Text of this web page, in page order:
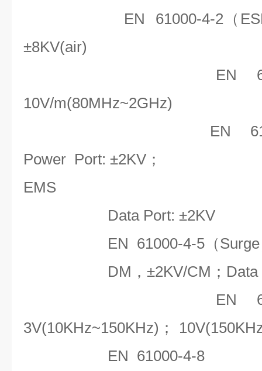
EN 61000-4-2（
±8KV(air)
EN
10V/m(80MHz~2GHz)
EN
Power Port: ±2KV；
EMS
Data Port: ±2KV
EN 61000-4-5（
DM，±2KV/CM；
EN
3V(10KHz~150KHz)；
EN 61000-4-8